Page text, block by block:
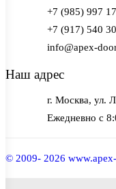
+7 (985) 997
+7 (917) 540
info@apex-
Наш адрес
г. Москва, ул.
Ежедневно с
© 2009- 2026